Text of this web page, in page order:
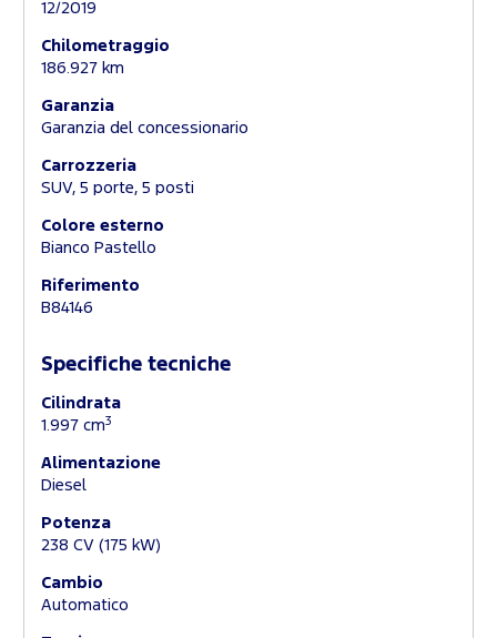
12/2019
Chilometraggio
186.927 km
Garanzia
Garanzia del concessionario
Carrozzeria
SUV, 5 porte, 5 posti
Colore esterno
Bianco Pastello
Riferimento
B84146
Specifiche tecniche
Cilindrata
1.997 cm3
Alimentazione
Diesel
Potenza
238 CV (175 kW)
Cambio
Automatico